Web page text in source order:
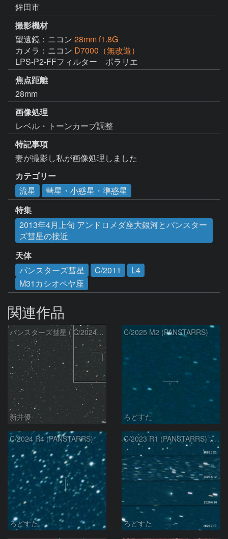
鉾田市
撮影機材
望遠鏡：ニコン 28mm f1.8G
カメラ：ニコン D7000（無改造）
LPS-P2-FFフィルター　ポラリエ
焦点距離
28mm
画像処理
レベル・トーンカーブ調整
特記事項
妻が撮影し私が画像処理しました
カテゴリー
流星
彗星・小惑星・準惑星
特集
2013年4月上旬 アンドロメダ座大銀河とパンスター
ズ彗星の接近
天体
パンスターズ彗星
C/2011
L4
M31カシオペヤ座
関連作品
パンスターズ彗星 ( C/2024R4 )：2026/07/27
新井優
C/2025 M2 (PANSTARRS)
ろどすた
C/2024 R4 (PANSTARRS)
ろどすた
C/2023 R1 (PANSTARRS) の変化
ろどすた